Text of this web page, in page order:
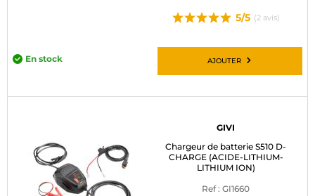
5/5 (2 avis)
En stock AJOUTER
GIVI
Chargeur de batterie S510 D-
CHARGE (ACIDE-LITHIUM-
LITHIUM ION)
Ref : GI1660